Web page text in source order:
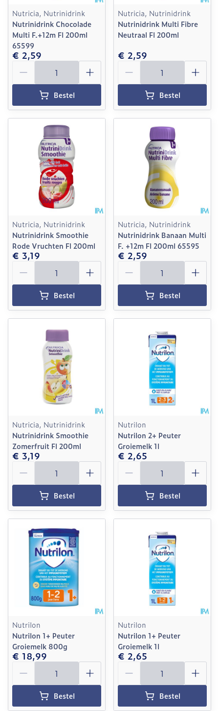
Nutricia, Nutrinidrink
Nutrinidrink Chocolade
Multi F.+12m Fl 200ml
65599
€ 2,59
Aantal
Bestel
Nutricia, Nutrinidrink
Nutrinidrink Multi Fibre
Neutraal Fl 200ml
€ 2,59
Aantal
Bestel
Nutricia, Nutrinidrink
Nutrinidrink Smoothie
Rode Vruchten Fl 200ml
€ 3,19
Aantal
Bestel
Nutricia, Nutrinidrink
Nutrinidrink Banaan Multi
F. +12m Fl 200ml 65595
€ 2,59
Aantal
Bestel
Nutricia, Nutrinidrink
Nutrinidrink Smoothie
Zomerfruit Fl 200ml
€ 3,19
Aantal
Bestel
Nutrilon
Nutrilon 2+ Peuter
Groiemelk 1l
€ 2,65
Aantal
Bestel
Nutrilon
Nutrilon 1+ Peuter
Groiemelk 800g
€ 18,99
Aantal
Bestel
Nutrilon
Nutrilon 1+ Peuter
Groiemelk 1l
€ 2,65
Aantal
Bestel